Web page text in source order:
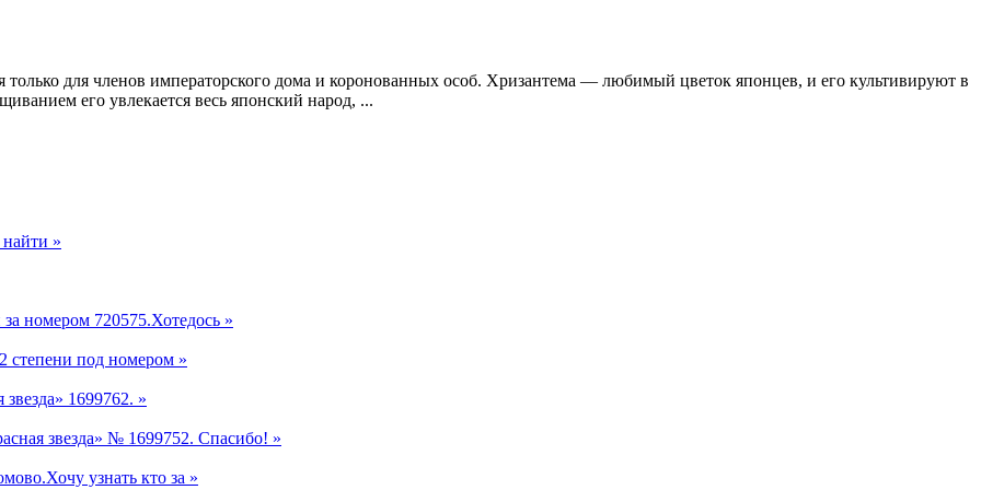
для членов императорского дома и коронованных особ. Хризантема — любимый цветок японцев, и его культивируют в
его увлекается весь японский народ, ...
»
номером 720575.Хотедось »
степени под номером »
1699762. »
звезда» № 1699752. Спасибо! »
узнать кто за »